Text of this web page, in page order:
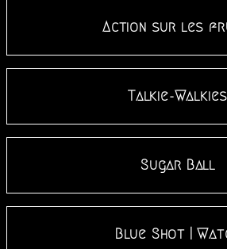
Action sur les
Talkie-Walkies
Sugar Ball
Blue Shot |